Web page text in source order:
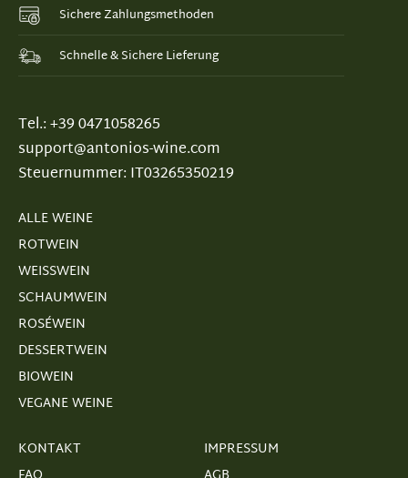
Sichere Zahlungsmethoden
Schnelle & Sichere Lieferung
Tel.: +39 0471058265
support@antonios-wine.com
Steuernummer: IT03265350219
ALLE WEINE
ROTWEIN
WEISSWEIN
SCHAUMWEIN
ROSÉWEIN
DESSERTWEIN
BIOWEIN
VEGANE WEINE
KONTAKT
IMPRESSUM